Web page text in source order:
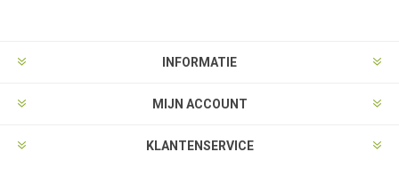
INFORMATIE
MIJN ACCOUNT
KLANTENSERVICE